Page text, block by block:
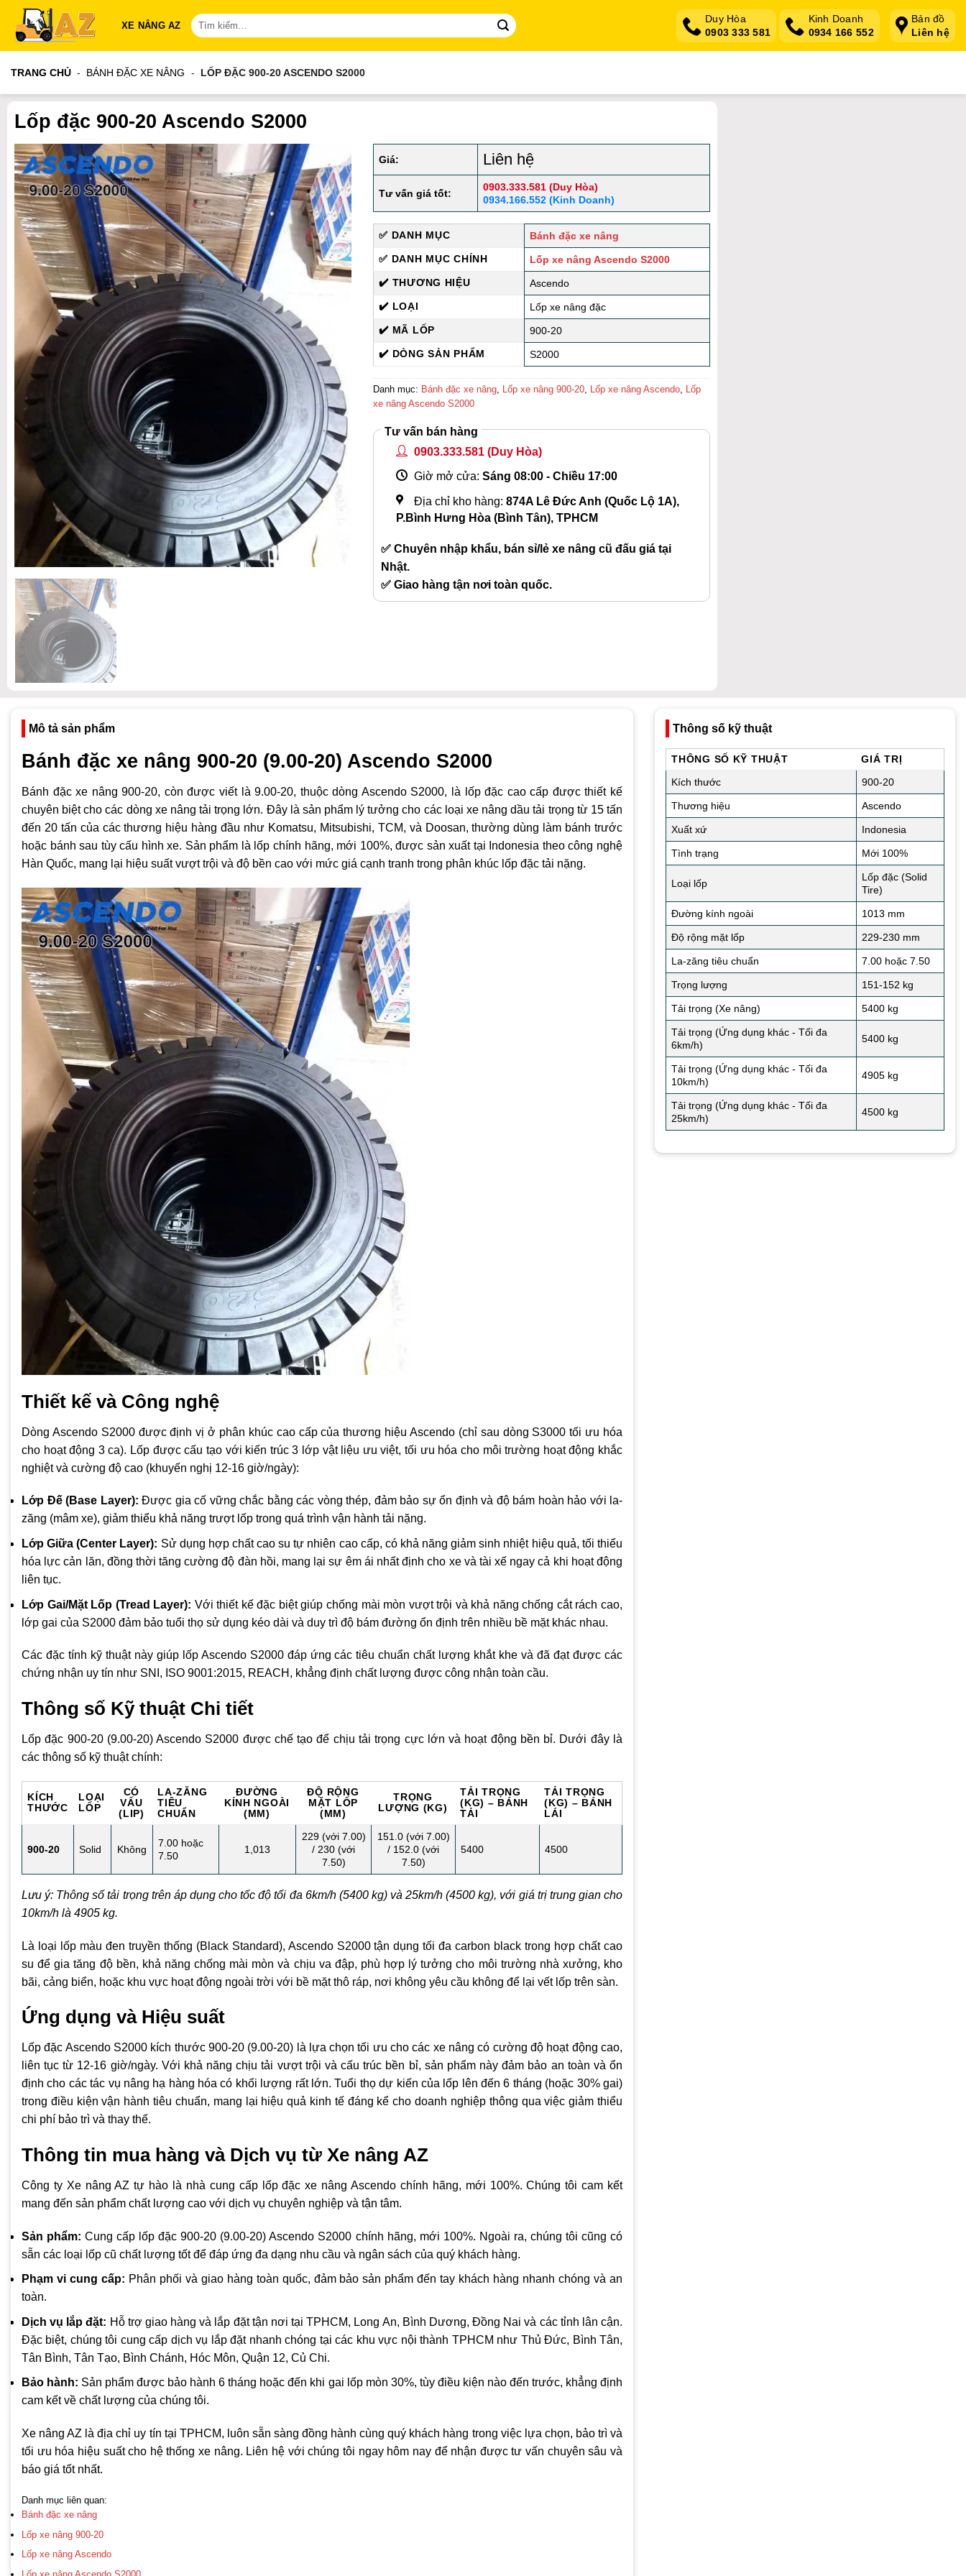
qua
nội
XE NÂNG AZ
Tìm
kiếm:
Duy Hòa
0903 333 581
Kinh Doanh
0934 166 552
Bản đồ
Liên hệ
TRANG CHỦ - BÁNH ĐẶC XE NÂNG - LỐP ĐẶC 900-20 ASCENDO S2000
Lốp đặc 900-20 Ascendo S2000
Giá: Liên hệ
Tư vấn giá tốt:
0903.333.581 (Duy Hòa)
0934.166.552 (Kinh Doanh)
✅ DANH MỤC
Bánh đặc xe nâng
✅ DANH MỤC CHÍNH
Lốp xe nâng Ascendo S2000
✔️ THƯƠNG HIỆU
Ascendo
✔️ LOẠI
Lốp xe nâng đặc
✔️ MÃ LỐP
900-20
✔️ DÒNG SẢN PHẨM
S2000
Danh mục: Bánh đặc xe nâng Lốp xe nâng 900-20 Lốp xe nâng Ascendo Lốp
xe nâng Ascendo S2000
Tư vấn bán hàng
0903.333.581 (Duy Hòa)
Giờ mở cửa: Sáng 08:00 - Chiều 17:00
Địa chỉ kho hàng: 874A Lê Đức Anh (Quốc Lộ 1A),
P.Bình Hưng Hòa (Bình Tân), TPHCM
✅ Chuyên nhập khẩu, bán sỉ/lẻ xe nâng cũ đấu giá tại
Nhật.
✅ Giao hàng tận nơi toàn quốc.
Thông số kỹ thuật
THÔNG SỐ KỸ THUẬT
GIÁ TRỊ
Kích thước
900-20
Thương hiệu Ascendo
Xuất xứ Indonesia
Tình trạng Mới 100%
Loại lốp
Lốp đặc (Solid
Tire)
Đường kính ngoài 1013 mm
Độ rộng mặt lốp 229-230 mm
La-zăng tiêu chuẩn 7.00 hoặc 7.50
Trọng lượng 151-152 kg
Tải trọng (Xe nâng) 5400 kg
Tải trọng (Ứng dụng khác - Tối đa
6km/h)
5400 kg
Tải trọng (Ứng dụng khác - Tối đa
10km/h)
4905 kg
Tải trọng (Ứng dụng khác - Tối đa
25km/h)
4500 kg
Mô tả sản phẩm
Bánh đặc xe nâng 900-20 (9.00-20) Ascendo S2000
Bánh đặc xe nâng 900-20, còn được viết là 9.00-20, thuộc dòng Ascendo S2000, là lốp đặc cao cấp được thiết kế
chuyên biệt cho các dòng xe nâng tải trọng lớn. Đây là sản phẩm lý tưởng cho các loại xe nâng dầu tải trọng từ 15 tấn
đến 20 tấn của các thương hiệu hàng đầu như Komatsu, Mitsubishi, TCM, và Doosan, thường dùng làm bánh trước
hoặc bánh sau tùy cấu hình xe. Sản phẩm là lốp chính hãng, mới 100%, được sản xuất tại Indonesia theo công nghệ
Hàn Quốc, mang lại hiệu suất vượt trội và độ bền cao với mức giá cạnh tranh trong phân khúc lốp đặc tải nặng.
Thiết kế và Công nghệ
Dòng Ascendo S2000 được định vị ở phân khúc cao cấp của thương hiệu Ascendo (chỉ sau dòng S3000 tối ưu hóa
cho hoạt động 3 ca). Lốp được cấu tạo với kiến trúc 3 lớp vật liệu ưu việt, tối ưu hóa cho môi trường hoạt động khắc
nghiệt và cường độ cao (khuyến nghị 12-16 giờ/ngày):
Lớp Đế (Base Layer): Được gia cố vững chắc bằng các vòng thép, đảm bảo sự ổn định và độ bám hoàn hảo với la-
zăng (mâm xe), giảm thiểu khả năng trượt lốp trong quá trình vận hành tải nặng.
Lớp Giữa (Center Layer): Sử dụng hợp chất cao su tự nhiên cao cấp, có khả năng giảm sinh nhiệt hiệu quả, tối thiểu
hóa lực cản lăn, đồng thời tăng cường độ đàn hồi, mang lại sự êm ái nhất định cho xe và tài xế ngay cả khi hoạt động
liên tục.
Lớp Gai/Mặt Lốp (Tread Layer): Với thiết kế đặc biệt giúp chống mài mòn vượt trội và khả năng chống cắt rách cao,
lớp gai của S2000 đảm bảo tuổi thọ sử dụng kéo dài và duy trì độ bám đường ổn định trên nhiều bề mặt khác nhau.
Các đặc tính kỹ thuật này giúp lốp Ascendo S2000 đáp ứng các tiêu chuẩn chất lượng khắt khe và đã đạt được các
chứng nhận uy tín như SNI, ISO 9001:2015, REACH, khẳng định chất lượng được công nhận toàn cầu.
Thông số Kỹ thuật Chi tiết
Lốp đặc 900-20 (9.00-20) Ascendo S2000 được chế tạo để chịu tải trọng cực lớn và hoạt động bền bỉ. Dưới đây là
các thông số kỹ thuật chính:
KÍCH
THƯỚC
LOẠI
LỐP
CÓ
VẤU
(LIP)
LA-ZĂNG
TIÊU
CHUẨN
ĐƯỜNG
KÍNH NGOÀI
(MM)
ĐỘ RỘNG
MẶT LỐP
(MM)
TRỌNG
LƯỢNG (KG)
TẢI TRỌNG
(KG) – BÁNH
TẢI
TẢI TRỌNG
(KG) – BÁNH
LÁI
900-20 Solid Không
7.00 hoặc
7.50
1,013
229 (với 7.00)
/ 230 (với
7.50)
151.0 (với 7.00)
/ 152.0 (với
7.50)
5400 4500
Lưu ý: Thông số tải trọng trên áp dụng cho tốc độ tối đa 6km/h (5400 kg) và 25km/h (4500 kg), với giá trị trung gian cho
10km/h là 4905 kg.
Là loại lốp màu đen truyền thống (Black Standard), Ascendo S2000 tận dụng tối đa carbon black trong hợp chất cao
su để gia tăng độ bền, khả năng chống mài mòn và chịu va đập, phù hợp lý tưởng cho môi trường nhà xưởng, kho
bãi, cảng biển, hoặc khu vực hoạt động ngoài trời với bề mặt thô ráp, nơi không yêu cầu không để lại vết lốp trên sàn.
Ứng dụng và Hiệu suất
Lốp đặc Ascendo S2000 kích thước 900-20 (9.00-20) là lựa chọn tối ưu cho các xe nâng có cường độ hoạt động cao,
liên tục từ 12-16 giờ/ngày. Với khả năng chịu tải vượt trội và cấu trúc bền bỉ, sản phẩm này đảm bảo an toàn và ổn
định cho các tác vụ nâng hạ hàng hóa có khối lượng rất lớn. Tuổi thọ dự kiến của lốp lên đến 6 tháng (hoặc 30% gai)
trong điều kiện vận hành tiêu chuẩn, mang lại hiệu quả kinh tế đáng kể cho doanh nghiệp thông qua việc giảm thiểu
chi phí bảo trì và thay thế.
Thông tin mua hàng và Dịch vụ từ Xe nâng AZ
Công ty Xe nâng AZ tự hào là nhà cung cấp lốp đặc xe nâng Ascendo chính hãng, mới 100%. Chúng tôi cam kết
mang đến sản phẩm chất lượng cao với dịch vụ chuyên nghiệp và tận tâm.
Sản phẩm: Cung cấp lốp đặc 900-20 (9.00-20) Ascendo S2000 chính hãng, mới 100%. Ngoài ra, chúng tôi cũng có
sẵn các loại lốp cũ chất lượng tốt để đáp ứng đa dạng nhu cầu và ngân sách của quý khách hàng.
Phạm vi cung cấp: Phân phối và giao hàng toàn quốc, đảm bảo sản phẩm đến tay khách hàng nhanh chóng và an
toàn.
Dịch vụ lắp đặt: Hỗ trợ giao hàng và lắp đặt tận nơi tại TPHCM, Long An, Bình Dương, Đồng Nai và các tỉnh lân cận.
Đặc biệt, chúng tôi cung cấp dịch vụ lắp đặt nhanh chóng tại các khu vực nội thành TPHCM như Thủ Đức, Bình Tân,
Tân Bình, Tân Tạo, Bình Chánh, Hóc Môn, Quận 12, Củ Chi.
Bảo hành: Sản phẩm được bảo hành 6 tháng hoặc đến khi gai lốp mòn 30%, tùy điều kiện nào đến trước, khẳng định
cam kết về chất lượng của chúng tôi.
Xe nâng AZ là địa chỉ uy tín tại TPHCM, luôn sẵn sàng đồng hành cùng quý khách hàng trong việc lựa chọn, bảo trì và
tối ưu hóa hiệu suất cho hệ thống xe nâng. Liên hệ với chúng tôi ngay hôm nay để nhận được tư vấn chuyên sâu và
báo giá tốt nhất.
Danh mục liên quan:
Bánh đặc xe nâng
Lốp xe nâng 900-20
Lốp xe nâng Ascendo